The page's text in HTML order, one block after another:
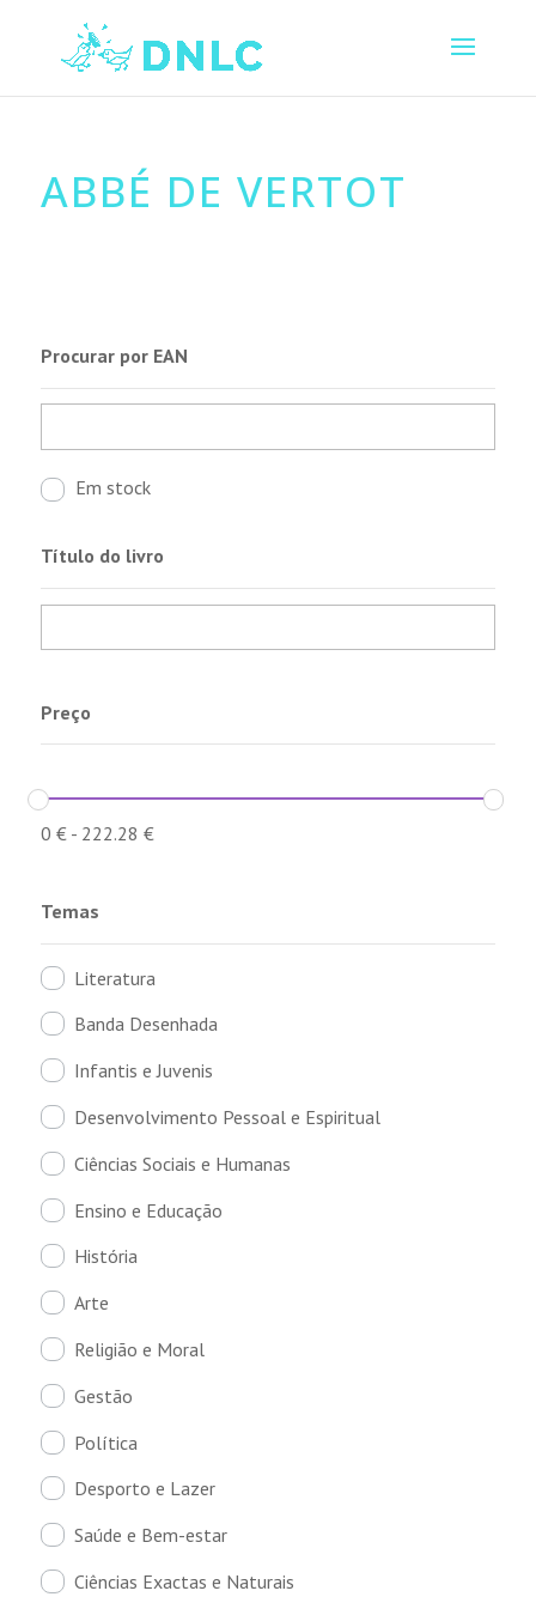
ABBÉ DE VERTOT
Procurar por EAN
Em stock
Título do livro
Preço
0 €- 222.28 €
Temas
Literatura
Banda Desenhada
Infantis e Juvenis
Desenvolvimento Pessoal e Espiritual
Ciências Sociais e Humanas
Ensino e Educação
História
Arte
Religião e Moral
Gestão
Política
Desporto e Lazer
Saúde e Bem-estar
Ciências Exactas e Naturais